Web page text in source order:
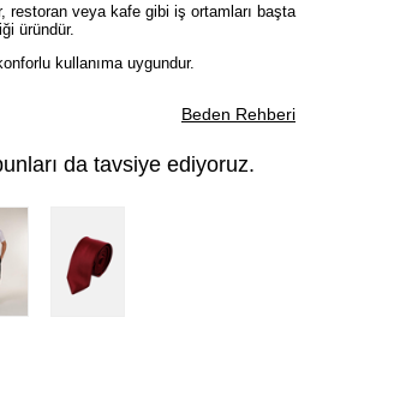
restoran veya kafe gibi iş ortamları başta
üründür.
kullanıma uygundur.
Beden Rehberi
da tavsiye ediyoruz.